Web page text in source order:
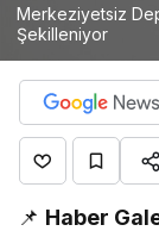
Merkeziyetsiz
Şekilleniyor
📌 Haber